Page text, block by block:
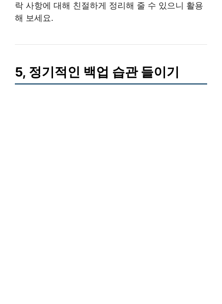
락 사항에 대해 친절하게 정리해 줄 수 있으니 활용
해 보세요.
5, 정기적인 백업 습관 들이기